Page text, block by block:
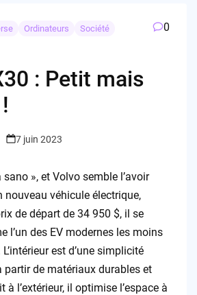
Ordinateurs
Société
0
: Petit mais
7 juin 2023
», et Volvo semble l’avoir
nouveau véhicule électrique,
de départ de 34 950 $, il se
l’un des EV modernes les moins
est d’une simplicité
partir de matériaux durables et
à l’extérieur, il optimise l’espace à